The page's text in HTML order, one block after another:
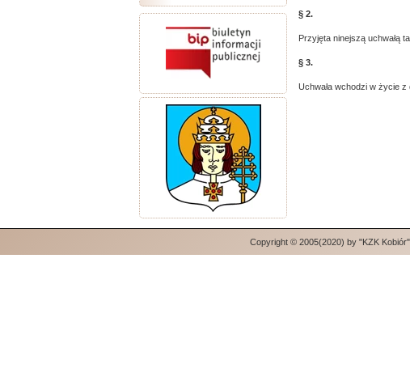
§ 2.
Przyjęta ninejszą uchwałą
§ 3.
Uchwała wchodzi w życie z
Copyright © 2005(2020) by "KZK